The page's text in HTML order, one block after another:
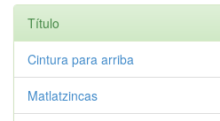
Título
Cintura para arriba
Matlatzincas